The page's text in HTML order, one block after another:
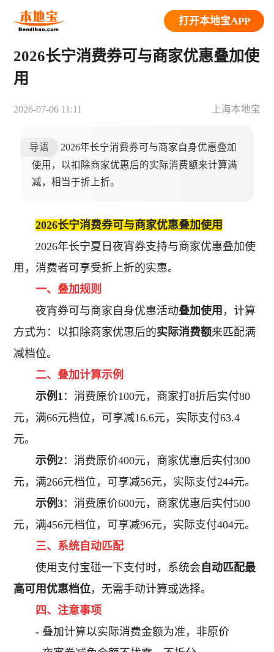
打开本地宝APP
2026长宁消费券可与商家优惠叠加使
用
2026-07-06 11:11 上海本地宝
导语
2026年长宁消费券可与商家自身优惠叠加
使用，以扣除商家优惠后的实际消费额来计算满
减，相当于折上折。
2026长宁消费券可与商家优惠叠加使用
2026年长宁夏日夜宵券支持与商家优惠叠加使
用，消费者可享受折上折的实惠。
一、叠加规则
夜宵券可与商家自身优惠活动叠加使用 ，计算
方式为：以扣除商家优惠后的实际消费额来匹配满
减档位。
二、叠加计算示例
示例1 ：消费原价100元，商家打8折后实付80
元，满66元档位，可享减16.6元，实际支付63.4
元。
示例2：消费原价400元，商家优惠后实付300
元，满266元档位，可享减56元，实际支付244元。
示例3：消费原价600元，商家优惠后实付500
元，满456元档位，可享减96元，实际支付404元。
三、系统自动匹配
使用支付宝碰一下支付时，系统会 自动匹配最
高可用优惠档位，无需手动计算或选择。
四、注意事项
- 叠加计算以实际消费金额为准，非原价